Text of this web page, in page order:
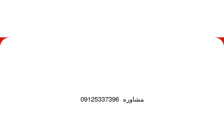
مشاوره09125337396